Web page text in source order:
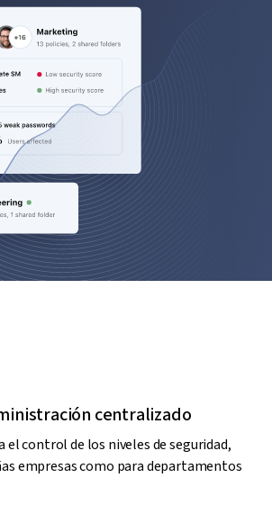
centralizado
el control de los niveles de seguridad,
empresas como para departamentos